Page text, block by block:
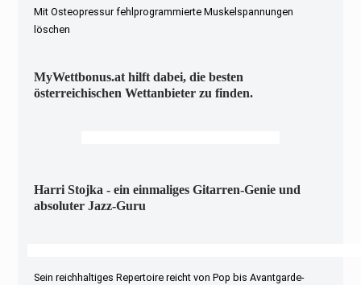
Mit Osteopressur fehlprogrammierte Muskelspannungen
löschen
MyWettbonus.at hilft dabei, die besten
österreichischen Wettanbieter zu finden.
Harri Stojka - ein einmaliges Gitarren-Genie und
absoluter Jazz-Guru
Sein reichhaltiges Repertoire reicht von Pop bis Avantgarde-